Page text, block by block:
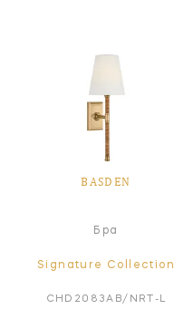
BASDEN
Бра
Signature Collection
CHD2083AB/NRT-L